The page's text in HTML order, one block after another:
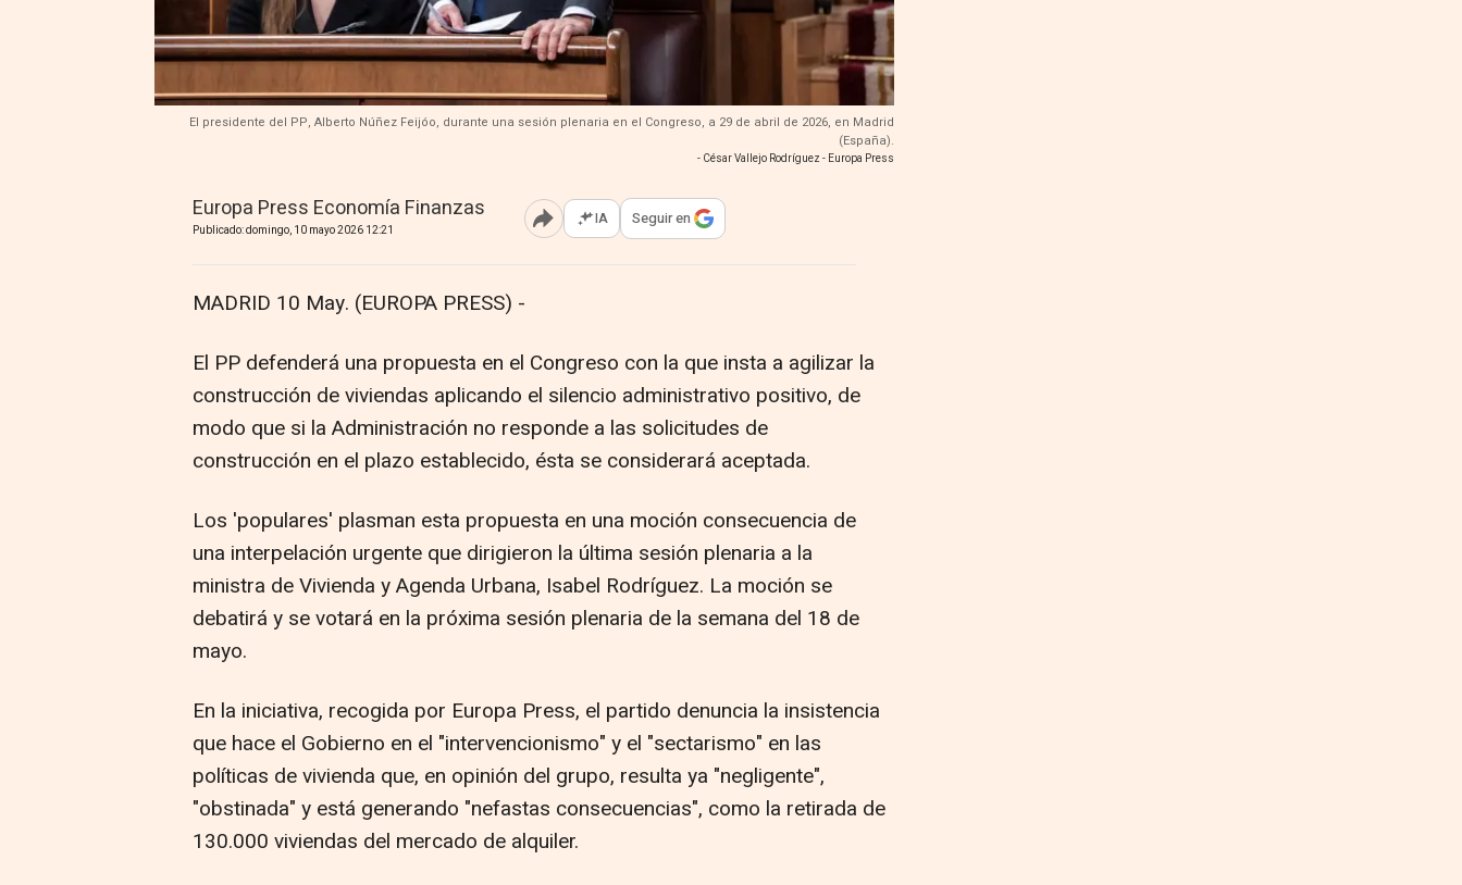
El presidente del PP, Alberto Núñez Feijóo, durante una sesión plenaria en el Congreso, a 29 de abril de 2026, en Madrid
(España).
- César Vallejo Rodríguez - Europa Press
Europa Press Economía Finanzas
Publicado: domingo, 10 mayo 2026 12:21 Abrir opciones para compartir
IA Seguir en
MADRID 10 May. (EUROPA PRESS) -
El PP defenderá una propuesta en el Congreso con la que insta a agilizar la
construcción de viviendas aplicando el silencio administrativo positivo, de
modo que si la Administración no responde a las solicitudes de
construcción en el plazo establecido, ésta se considerará aceptada.
Los 'populares' plasman esta propuesta en una moción consecuencia de
una interpelación urgente que dirigieron la última sesión plenaria a la
ministra de Vivienda y Agenda Urbana, Isabel Rodríguez. La moción se
debatirá y se votará en la próxima sesión plenaria de la semana del 18 de
mayo.
En la iniciativa, recogida por Europa Press, el partido denuncia la insistencia
que hace el Gobierno en el "intervencionismo" y el "sectarismo" en las
políticas de vivienda que, en opinión del grupo, resulta ya "negligente",
"obstinada" y está generando "nefastas consecuencias", como la retirada de
130.000 viviendas del mercado de alquiler.